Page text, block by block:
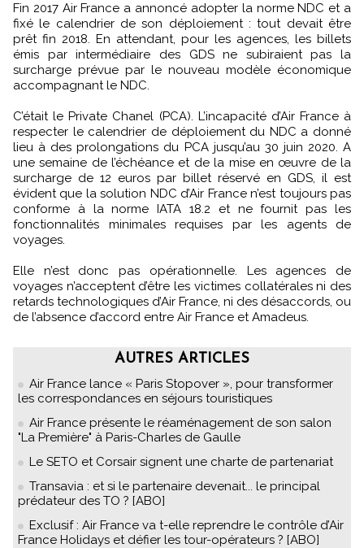
Fin 2017 Air France a annoncé adopter la norme NDC et a
fixé le calendrier de son déploiement : tout devait être
prêt fin 2018. En attendant, pour les agences, les billets
émis par intermédiaire des GDS ne subiraient pas la
surcharge prévue par le nouveau modèle économique
accompagnant le NDC.
C’était le Private Chanel (PCA). L’incapacité d’Air France à
respecter le calendrier de déploiement du NDC a donné
lieu à des prolongations du PCA jusqu’au 30 juin 2020. A
une semaine de l’échéance et de la mise en œuvre de la
surcharge de 12 euros par billet réservé en GDS, il est
évident que la solution NDC d’Air France n’est toujours pas
conforme à la norme IATA 18.2 et ne fournit pas les
fonctionnalités minimales requises par les agents de
voyages.
Elle n’est donc pas opérationnelle. Les agences de
voyages n’acceptent d’être les victimes collatérales ni des
retards technologiques d’Air France, ni des désaccords, ou
de l’absence d’accord entre Air France et Amadeus.
AUTRES ARTICLES
Air France lance « Paris Stopover », pour transformer
les correspondances en séjours touristiques
Air France présente le réaménagement de son salon
"La Première" à Paris-Charles de Gaulle
Le SETO et Corsair signent une charte de partenariat
Transavia : et si le partenaire devenait... le principal
prédateur des TO ? [ABO]
Exclusif : Air France va t-elle reprendre le contrôle d’Air
France Holidays et défier les tour-opérateurs ? [ABO]